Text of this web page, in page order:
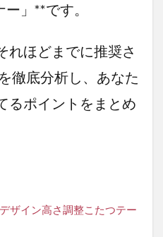
」**です。
れほどまでに推奨さ
徹底分析し、あなた
るポイントをまとめ
ザイン高さ調整こたつテー